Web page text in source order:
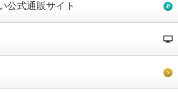
公式通販サイト